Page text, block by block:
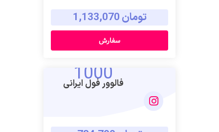
تومان 1,133,070
سفارش
1000
فالوور فول ایرانی